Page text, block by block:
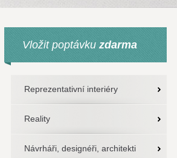
Vložit poptávku zdarma
Reprezentativní interiéry
Reality
Návrháři, designéři, architekti